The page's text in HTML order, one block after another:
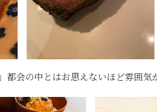
」都会の中とはお思えないほど雰囲気